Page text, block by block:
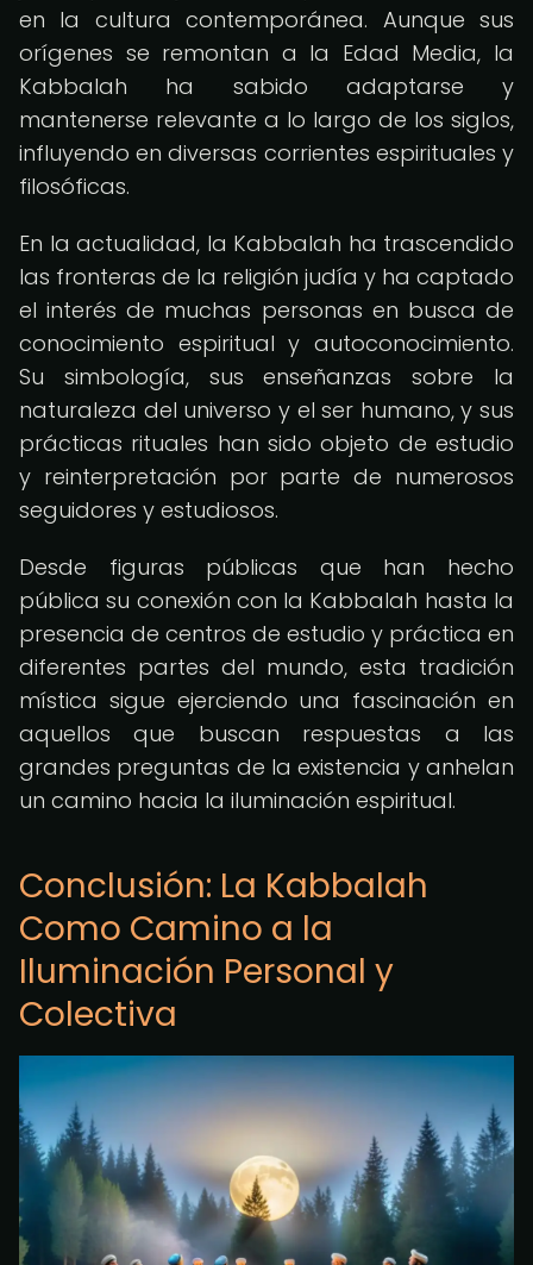
en la cultura contemporánea. Aunque sus
orígenes se remontan a la Edad Media, la
Kabbalah ha sabido adaptarse y
mantenerse relevante a lo largo de los siglos,
influyendo en diversas corrientes espirituales y
filosóficas.
En la actualidad, la Kabbalah ha trascendido
las fronteras de la religión judía y ha captado
el interés de muchas personas en busca de
conocimiento espiritual y autoconocimiento.
Su simbología, sus enseñanzas sobre la
naturaleza del universo y el ser humano, y sus
prácticas rituales han sido objeto de estudio
y reinterpretación por parte de numerosos
seguidores y estudiosos.
Desde figuras públicas que han hecho
pública su conexión con la Kabbalah hasta la
presencia de centros de estudio y práctica en
diferentes partes del mundo, esta tradición
mística sigue ejerciendo una fascinación en
aquellos que buscan respuestas a las
grandes preguntas de la existencia y anhelan
un camino hacia la iluminación espiritual.
Conclusión: La Kabbalah
Como Camino a la
Iluminación Personal y
Colectiva